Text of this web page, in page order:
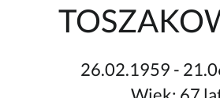
26.02.1959 -